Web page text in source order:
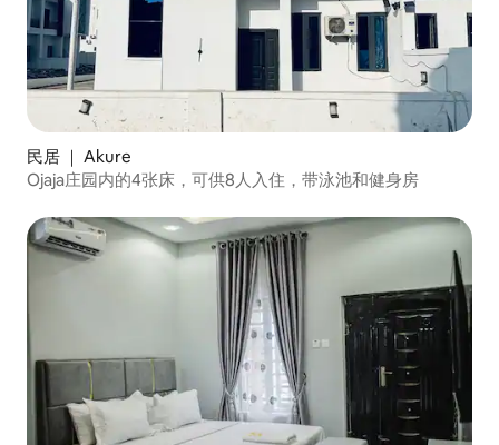
民居 ｜ Akure
Ojaja庄园内的4张床，可供8人入住，带泳池和健身房